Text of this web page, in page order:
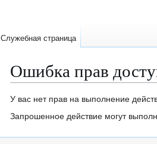
Ошибка прав
Перейти
к
Перейти
к
У вас нет прав на выполнение
Запрошенное действие могут
Служебная страница